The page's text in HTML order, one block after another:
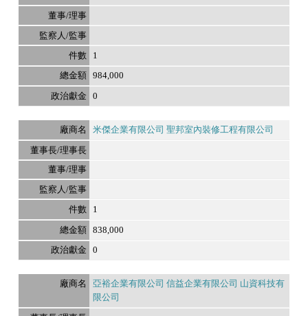
1
984,000
0
米傑企業有限公司 聖邦室內裝修工程有限公司
1
838,000
0
亞裕企業有限公司 信益企業有限公司 山資科技有
限公司